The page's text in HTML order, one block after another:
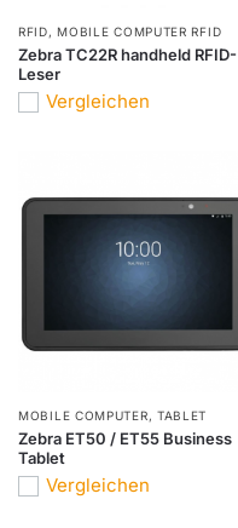
RFID,MOBILE COMPUTER RFID
Zebra TC22R handheld RFID-
Leser
Vergleichen
MOBILE COMPUTER, TABLET
Zebra ET50 / ET55 Business
Tablet
Vergleichen